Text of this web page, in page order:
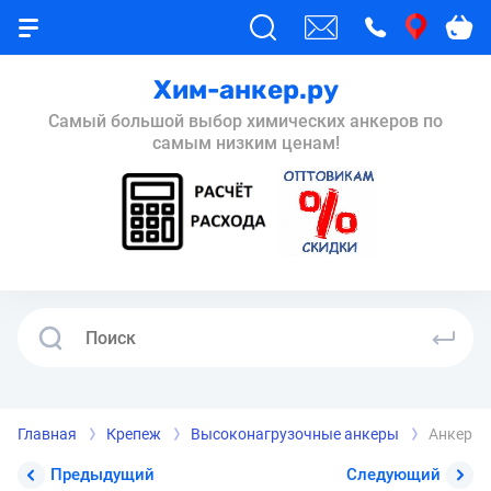
Хим-анкер.ру
Самый большой выбор химических анкеров по
самым низким ценам!
Главная Крепеж Высоконагрузочные анкеры Анкер
Предыдущий Следующий